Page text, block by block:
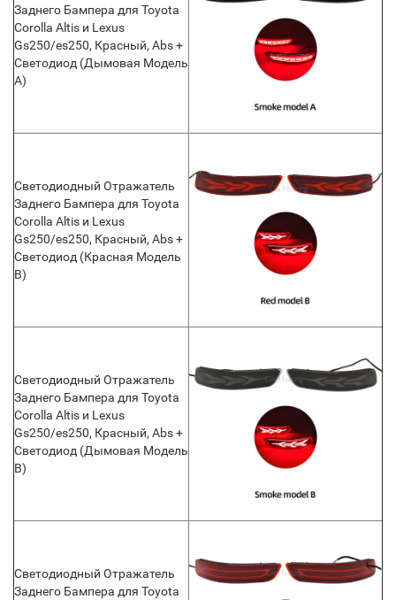
Заднего Бампера для Toyota
Corolla Altis и Lexus
Gs250/es250, Красный, Abs +
Светодиод (Дымовая Модель
A)
Светодиодный Отражатель
Заднего Бампера для Toyota
Corolla Altis и Lexus
Gs250/es250, Красный, Abs +
Светодиод (Красная Модель
B)
Светодиодный Отражатель
Заднего Бампера для Toyota
Corolla Altis и Lexus
Gs250/es250, Красный, Abs +
Светодиод (Дымовая Модель
B)
Светодиодный Отражатель
Заднего Бампера для Toyota